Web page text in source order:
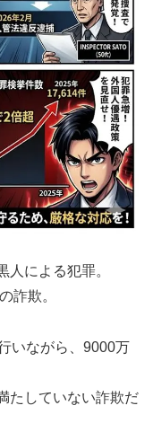
による犯罪。
詐欺。
いながら、9000万
たしていない詐欺だ